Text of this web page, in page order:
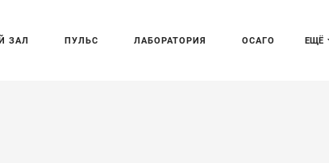
ЕЩЁ
ЗАЛ ПУЛЬС ЛАБОРАТОРИЯ ОСАГО